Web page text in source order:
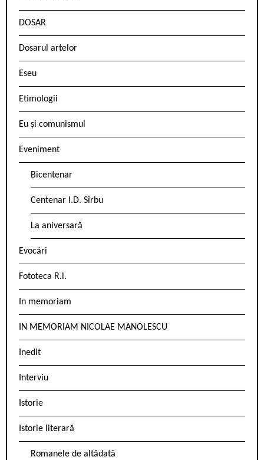
DOSAR
Dosarul artelor
Eseu
Etimologii
Eu și comunismul
Eveniment
Bicentenar
Centenar I.D. Sîrbu
La aniversară
Evocări
Fototeca R.l.
In memoriam
IN MEMORIAM NICOLAE MANOLESCU
Inedit
Interviu
Istorie
Istorie literară
Romanele de altădată